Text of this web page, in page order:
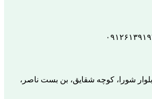
بلوار شورا، کوچه شقایق، بن بست ناصر،